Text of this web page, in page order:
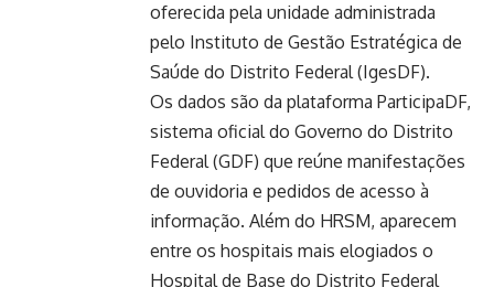
oferecida pela unidade administrada
pelo Instituto de Gestão Estratégica de
Saúde do Distrito Federal (IgesDF).
Os dados são da plataforma ParticipaDF,
sistema oficial do Governo do Distrito
Federal (GDF) que reúne manifestações
de ouvidoria e pedidos de acesso à
informação. Além do HRSM, aparecem
entre os hospitais mais elogiados o
Hospital de Base do Distrito Federal